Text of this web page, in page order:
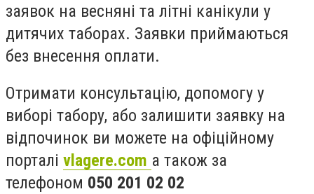
заявок на весняні та літні канікули у
дитячих таборах. Заявки приймаються
без внесення оплати.
Отримати консультацію, допомогу у
виборі табору, або залишити заявку на
відпочинок ви можете на офіційному
порталі vlagere.com а також за
телефоном 050 201 02 02